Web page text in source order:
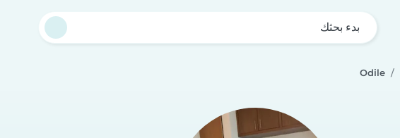
بدء بحثك
Odile